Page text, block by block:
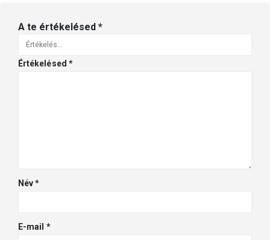
A te értékelésed *
Értékelésed *
Név*
E-mail *